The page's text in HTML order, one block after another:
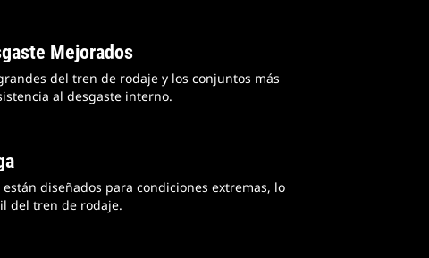
Mejorados
del tren de rodaje y los conjuntos más
al desgaste interno.
diseñados para condiciones extremas, lo
del tren de rodaje.